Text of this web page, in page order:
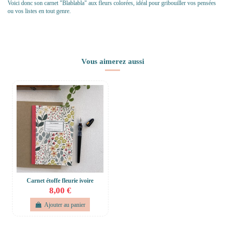
Voici donc son carnet "Blablabla" aux fleurs colorées, idéal pour gribouiller vos pensées
ou vos listes en tout genre.
Vous aimerez aussi
Carnet étoffe fleurie ivoire
8,00 €
Ajouter au panier